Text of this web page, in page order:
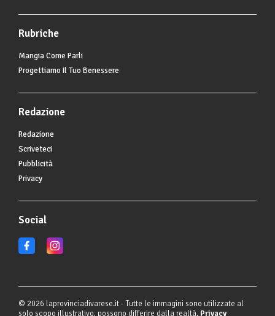
Rubriche
Mangia Come Parli
Progettiamo Il Tuo Benessere
Redazione
Redazione
Scriveteci
Pubblicità
Privacy
Social
© 2026 laprovinciadivarese.it - Tutte le immagini sono utilizzate al
solo scopo illustrativo, possono differire dalla realtà. Privacy